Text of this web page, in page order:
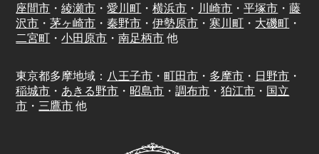
座間市 ・綾瀬市 ・愛川町 ・横浜市 ・ 川崎市 ・平塚市 ・藤
沢市 ・茅ヶ崎市 ・ 秦野市 ・伊勢原市 ・ 寒川町 ・ 大磯町 ・
二宮町 ・小田原市 ・南足柄市 他
東京都多摩地域： 八王子市 ・町田市 ・ 多摩市 ・ 日野市 ・
稲城市 ・ あきる野市 ・ 昭島市 ・調布市 ・狛江市 ・ 国立
市 ・ 三鷹市 他